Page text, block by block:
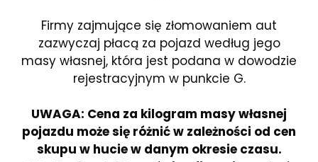
Firmy zajmujące się złomowaniem aut
zazwyczaj płacą za pojazd według jego
masy własnej, która jest podana w dowodzie
rejestracyjnym w punkcie G.
UWAGA: Cena za kilogram masy własnej
pojazdu może się różnić w zależności od cen
skupu w hucie w danym okresie czasu.